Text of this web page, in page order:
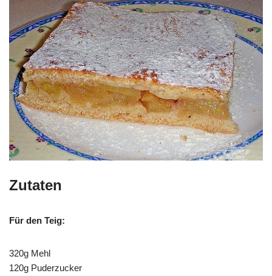
Zutaten
Für den Teig:
320g Mehl
120g Puderzucker